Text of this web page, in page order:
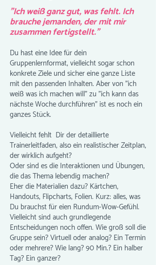
"Ich weiß ganz gut, was fehlt. Ich
brauche jemanden, der mit mir
zusammen fertigstellt."
Du hast eine Idee für dein
Gruppenlernformat, vielleicht sogar schon
konkrete Ziele und sicher eine ganze Liste
mit den passenden Inhalten. Aber von "ich
weiß was ich machen will" zu "ich kann das
nächste Woche durchführen" ist es noch ein
ganzes Stück.
Vielleicht fehlt Dir der detaillierte
Trainerleitfaden, also ein realistischer Zeitplan,
der wirklich aufgeht?
Oder sind es die Interaktionen und Übungen,
die das Thema lebendig machen?
Eher die Materialien dazu? Kärtchen,
Handouts, Flipcharts, Folien. Kurz: alles, was
Du brauchst für eien Rundum-Wow-Gefühl.
Vielleicht sind auch grundlegende
Entscheidungen noch offen. Wie groß soll die
Gruppe sein? Virtuell oder analog? Ein Termin
oder mehrere? Wie lang? 90 Min.? Ein halber
Tag? Ein ganzer?